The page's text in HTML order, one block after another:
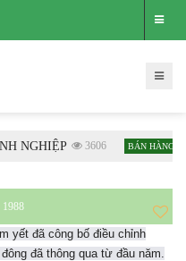
NGHIỆP 3606 BÁN HÀNG
1988
yết đã công bố điều chỉnh
đã thông qua từ đầu năm.